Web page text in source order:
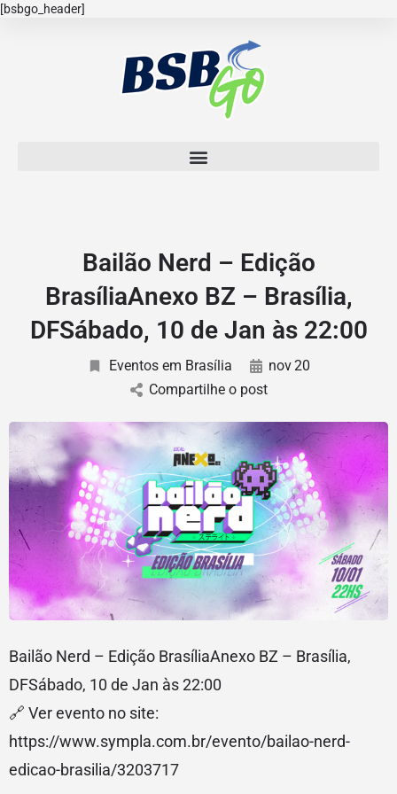
[bsbgo_header]
Bailão Nerd – Edição
BrasíliaAnexo BZ – Brasília,
DFSábado, 10 de Jan às 22:00
Eventos em Brasília nov20
Compartilhe o post
Bailão Nerd – Edição BrasíliaAnexo BZ – Brasília,
DFSábado, 10 de Jan às 22:00
🔗 Ver evento no site:
https://www.sympla.com.br/evento/bailao-nerd-
edicao-brasilia/3203717